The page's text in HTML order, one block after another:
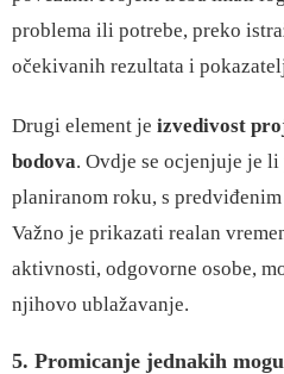
problema ili potrebe, preko
očekivanih rezultata i
Drugi element je izvedivost
bodova. Ovdje se ocjenjuje je
planiranom roku, s
Važno je prikazati realan
aktivnosti, odgovorne osobe,
njihovo ublažavanje.
5. Promicanje jednakih